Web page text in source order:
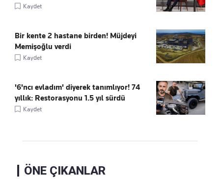
Kaydet
Bir kente 2 hastane birden! Müjdeyi
Memişoğlu verdi
Kaydet
'6'ncı evladım' diyerek tanımlıyor! 74
yıllık: Restorasyonu 1.5 yıl sürdü
Kaydet
ÖNE ÇIKANLAR